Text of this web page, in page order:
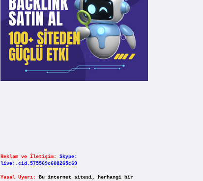
Reklam ve İletişim:
Skype:
live:.cid.575569c608265c69
Yasal Uyarı:
Bu internet sitesi, herhangi bir